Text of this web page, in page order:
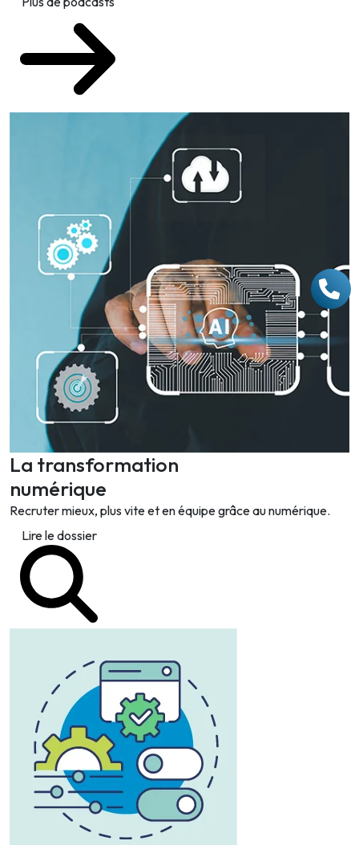
La transformation
numérique
Recruter mieux, plus vite et en équipe grâce au numérique.
Lire le dossier